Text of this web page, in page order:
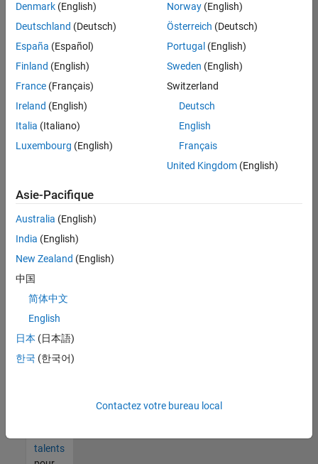
de
recherche.
Vous
pouvez
élargir
votre
recherche
ou
afficher
l’ensemble
d'emploi.
malgré
tout
vous
trouvez
pas
d'offre
corresponde
à vos
talents
Denmark (English)
Deutschland (Deutsch)
España (Español)
Finland (English)
France (Français)
Ireland (English)
Italia (Italiano)
Luxembourg (English)
Norway(English)
Österreich (Deutsch)
Portugal (English)
Sweden (English)
Switzerland
Deutsch
English
Français
United Kingdom(English)
Asie-Pacifique
Australia (English)
India (English)
New Zealand (English)
中国
简体中文
English
日本 (日本語)
한국 (한국어)
Contactez votre bureau local